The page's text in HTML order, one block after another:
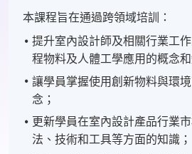
本課程旨在通過跨領域培訓：
提升室內設計師及相關行業工
程物料及人體工學應用的概念和
讓學員掌握使用創新物料與環
念；
更新學員在室內設計產品行業
法、技術和工具等方面的知識；